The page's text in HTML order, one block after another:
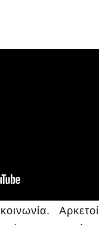
εξηγεί, ζουν και
με τον κύκλο
Αρκετοί